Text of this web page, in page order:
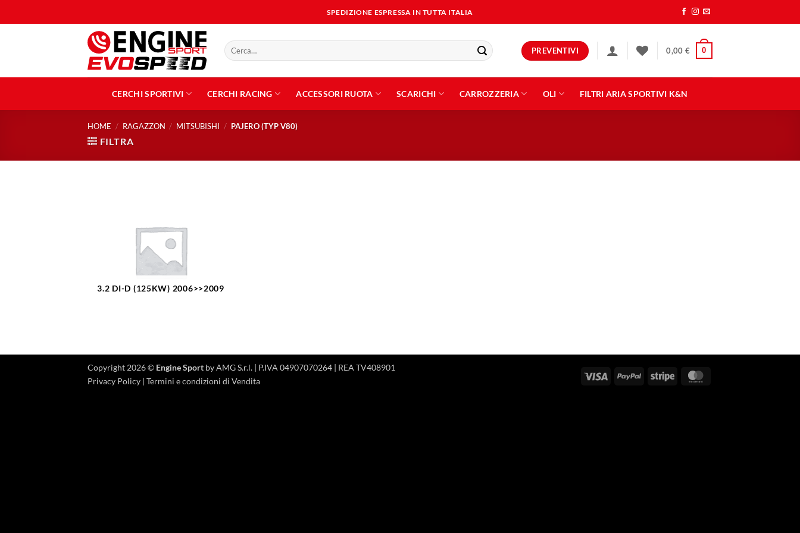
ai
SPEDIZIONE ESPRESSA IN TUTTA ITALIA
Cerca: PREVENTIVI 0,00 € 0
CERCHI SPORTIVI CERCHI RACING ACCESSORI RUOTA SCARICHI CARROZZERIA OLI FILTRI ARIA SPORTIVI K&N
HOME / RAGAZZON / MITSUBISHI / PAJERO (TYP V80)
FILTRA
3.2 DI-D (125KW) 2006>>2009
Visa PayPal Stripe
Copyright 2026 © Engine Sport by AMG S.r.l. | P.IVA 04907070264 | REA TV408901
Privacy Policy | Termini e condizioni di Vendita